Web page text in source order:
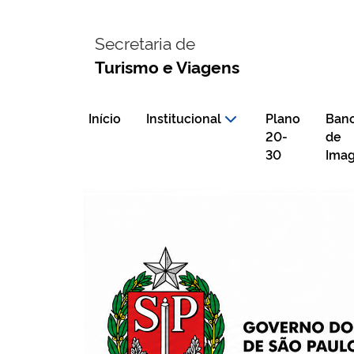
Secretaria de
Turismo e Viagens
Início Institucional
Plano
20-
30
de